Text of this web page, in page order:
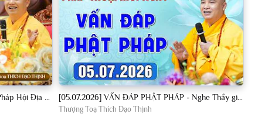
[04.07.2026] VẤN ĐÁP MỚI NHẤT - Pháp Hội Địa Tạng Chùa Khai Nguyên | TT. Thích Đạo Thịnh [05.07.2026] VẤN ĐÁP PHẬT PHÁP - Nghe Thầy giảng Pháp mỗi ngày CÔNG ĐỨC VÔ LƯỢNG│TT. Thích Đạo Thịnh
Thượng Toạ Thích Đạo Thịnh